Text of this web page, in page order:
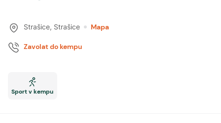
Strašice, Strašice Mapa
Zavolat do kempu
Sport v kempu